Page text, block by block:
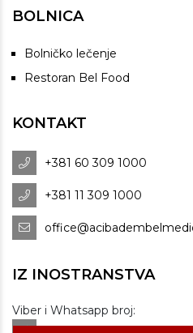
BOLNICA
Bolničko lečenje
Restoran Bel Food
KONTAKT
+381 60 309 1000
+381 11 309 1000
IZ INOSTRANSTVA
Viber i Whatsapp broj: